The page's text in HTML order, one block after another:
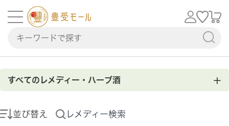
すべてのレメディー・ハーブ酒 +
並び替え レメディー検索